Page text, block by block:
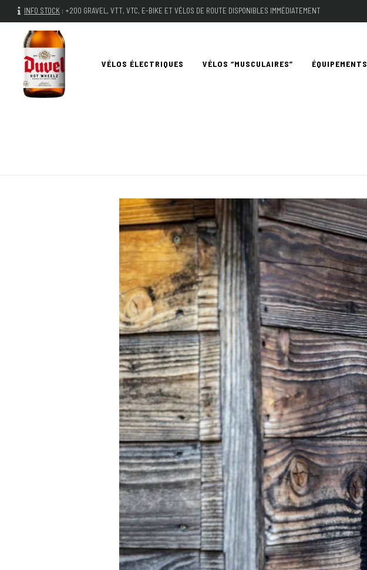
INFO STOCK : +200 GRAVEL, VTT, VTC, E-BIKE ET VÉLOS DE ROUTE DISPONIBLES IMMÉDIATEMENT
VÉLOS ÉLECTRIQUES VÉLOS “MUSCULAIRES” ÉQUIPEMENTS